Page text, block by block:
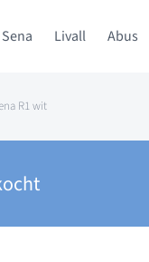
Sena Livall Abus
R1 wit